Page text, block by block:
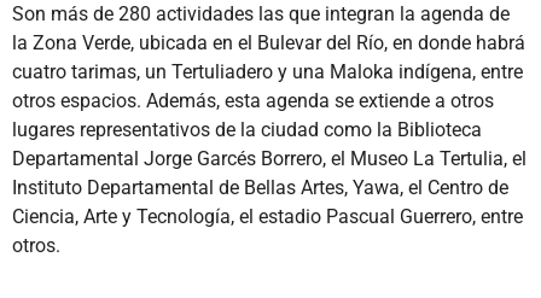
Son más de 280 actividades las que integran la agenda de
la Zona Verde, ubicada en el Bulevar del Río, en donde habrá
cuatro tarimas, un Tertuliadero y una Maloka indígena, entre
otros espacios. Además, esta agenda se extiende a otros
lugares representativos de la ciudad como la Biblioteca
Departamental Jorge Garcés Borrero, el Museo La Tertulia, el
Instituto Departamental de Bellas Artes, Yawa, el Centro de
Ciencia, Arte y Tecnología, el estadio Pascual Guerrero, entre
otros.